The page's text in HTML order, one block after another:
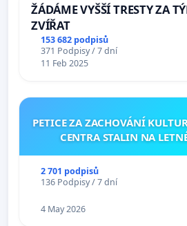
ŽÁDÁME VYŠŠÍ TRESTY ZA
ZVÍŘAT
153 682 podpisů
371 Podpisy / 7 dní
11 Feb 2025
PETICE ZA ZACHOVÁNÍ
CENTRA STALIN NA
2 701 podpisů
136 Podpisy / 7 dní
4 May 2026